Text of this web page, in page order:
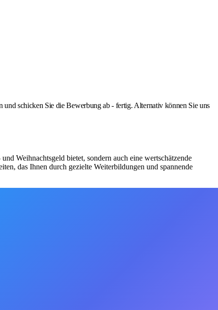
schicken Sie die Bewerbung ab - fertig. Alternativ können Sie uns
Weihnachtsgeld bietet, sondern auch eine wertschätzende
das Ihnen durch gezielte Weiterbildungen und spannende